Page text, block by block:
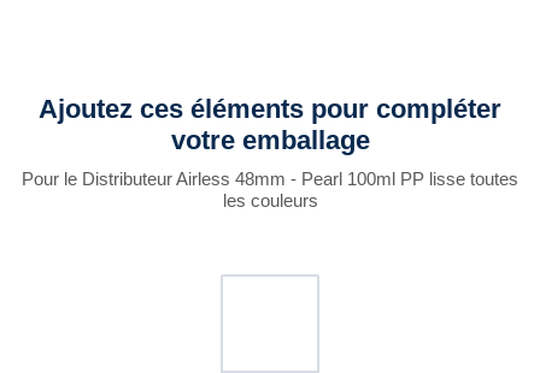
Ajoutez ces éléments pour compléter
votre emballage
Pour le Distributeur Airless 48mm - Pearl 100ml PP lisse toutes
les couleurs